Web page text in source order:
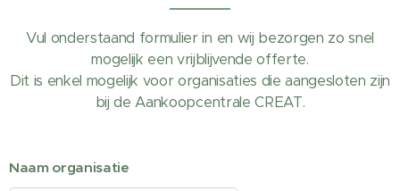
Vul onderstaand formulier in en wij bezorgen zo snel
mogelijk een vrijblijvende offerte.
Dit is enkel mogelijk voor organisaties die aangesloten zijn
bij de Aankoopcentrale CREAT.
Naam organisatie